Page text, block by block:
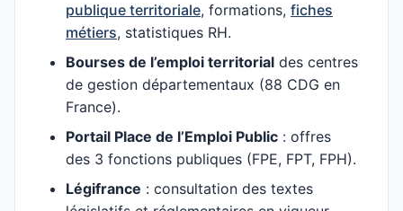
publique territoriale, formations, fiches
métiers, statistiques RH.
Bourses de l’emploi territorial des centres
de gestion départementaux (88 CDG en
France).
Portail Place de l’Emploi Public : offres
des 3 fonctions publiques (FPE, FPT, FPH).
Légifrance : consultation des textes